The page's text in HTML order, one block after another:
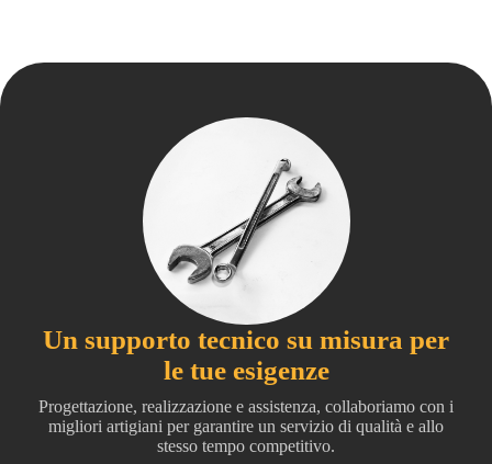
Un supporto tecnico su misura per
le tue esigenze
Progettazione, realizzazione e assistenza, collaboriamo con i
migliori artigiani per garantire un servizio di qualità e allo
stesso tempo competitivo.